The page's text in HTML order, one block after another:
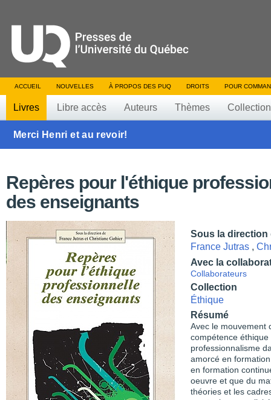
ACCUEIL NOUVELLES À PROPOS DES PUQ DROITS POUR
Livres Libre accès Auteurs Thèmes
Merci Henri et au revoir!
Repères pour l'éthique
des enseignants
Sous la direction
France Jutras ,
Avec la
Collaborateurs
Collection
Éthique
Résumé
Avec le mouvement
compétence
professionnalisme
amorcé en
en formation
oeuvre et que du
théories et les